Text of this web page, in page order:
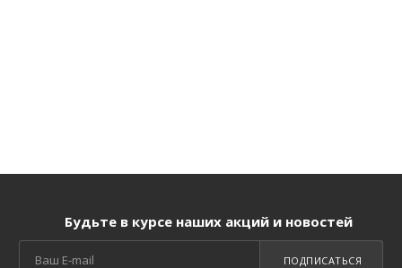
Будьте в курсе наших акций и новостей
ПОДПИСАТЬСЯ